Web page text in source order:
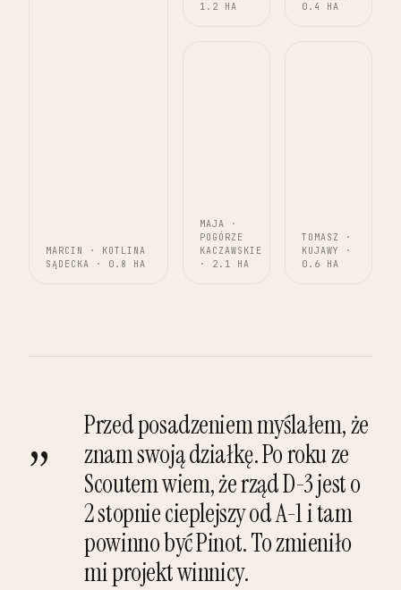
MARCIN · KOTLINA
SĄDECKA · 0.8 HA
1.2 HA
0.4 HA
MAJA ·
POGÓRZE
KACZAWSKIE
· 2.1 HA
TOMASZ ·
KUJAWY ·
0.6 HA
„
Przed posadzeniem myślałem, że
znam swoją działkę. Po roku ze
Scoutem wiem, że rząd D-3 jest o
2 stopnie cieplejszy od A-1 i tam
powinno być Pinot. To zmieniło
mi projekt winnicy.